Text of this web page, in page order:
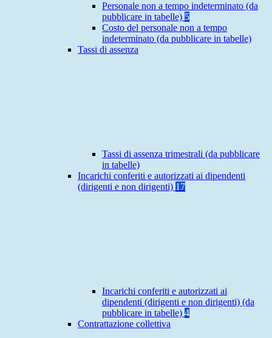
Personale non a tempo indeterminato (da
pubblicare in tabelle) 5
Costo del personale non a tempo
indeterminato (da pubblicare in tabelle)
Tassi di assenza
Tassi di assenza trimestrali (da pubblicare
in tabelle)
Incarichi conferiti e autorizzati ai dipendenti
(dirigenti e non dirigenti) 17
Incarichi conferiti e autorizzati ai
dipendenti (dirigenti e non dirigenti) (da
pubblicare in tabelle) 4
Contrattazione collettiva